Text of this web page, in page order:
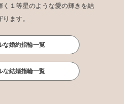
く１等星のような愛の輝きを結
ます。
な婚約指輪一覧
な結婚指輪一覧